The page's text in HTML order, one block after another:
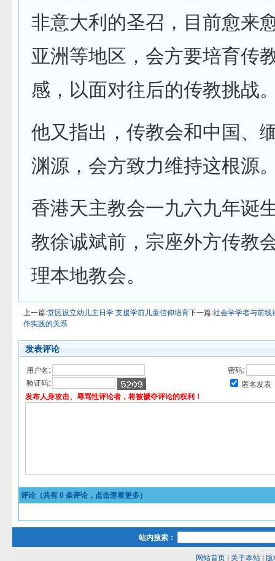
非意大利的圣召，目前愈来
亚洲等地区，会方要培育传
感，以面对往后的传教挑战
他又指出，传教会和中国、
渊源，会方致力维持这根源
香港天主教会一九六九年诞
教徐诚斌前，宗座外方传教
理本地教会。
上一篇:堂区设立幼儿主日学 支援学前儿童信仰培育下一篇:社会学学者与前线
作实践的关系
发表评论
用户名:
密码:
验证码:
匿名发表
发布人身攻击、辱骂性评论者，将被褫夺评论的权利！
评论（共有 0 条评论，点击查看更多）
站内搜索：
网站首页| 关于本站| 版